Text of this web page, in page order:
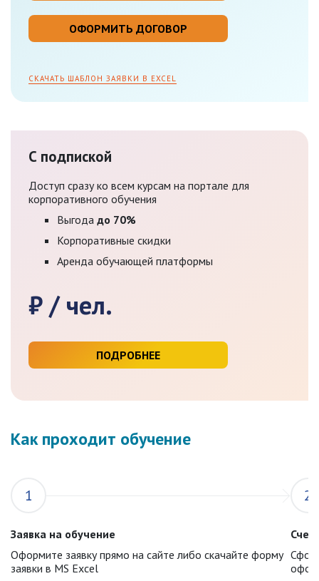
ОФОРМИТЬ ДОГОВОР
СКАЧАТЬ ШАБЛОН ЗАЯВКИ В EXCEL
С подпиской
Доступ сразу ко всем курсам на портале для
корпоративного обучения
Выгода до 70%
Корпоративные скидки
Аренда обучающей платформы
₽ / чел.
ПОДРОБНЕЕ
Как проходит обучение
1
Заявка на обучение
Оформите заявку прямо на сайте либо скачайте форму
заявки в MS Excel
2
Счет